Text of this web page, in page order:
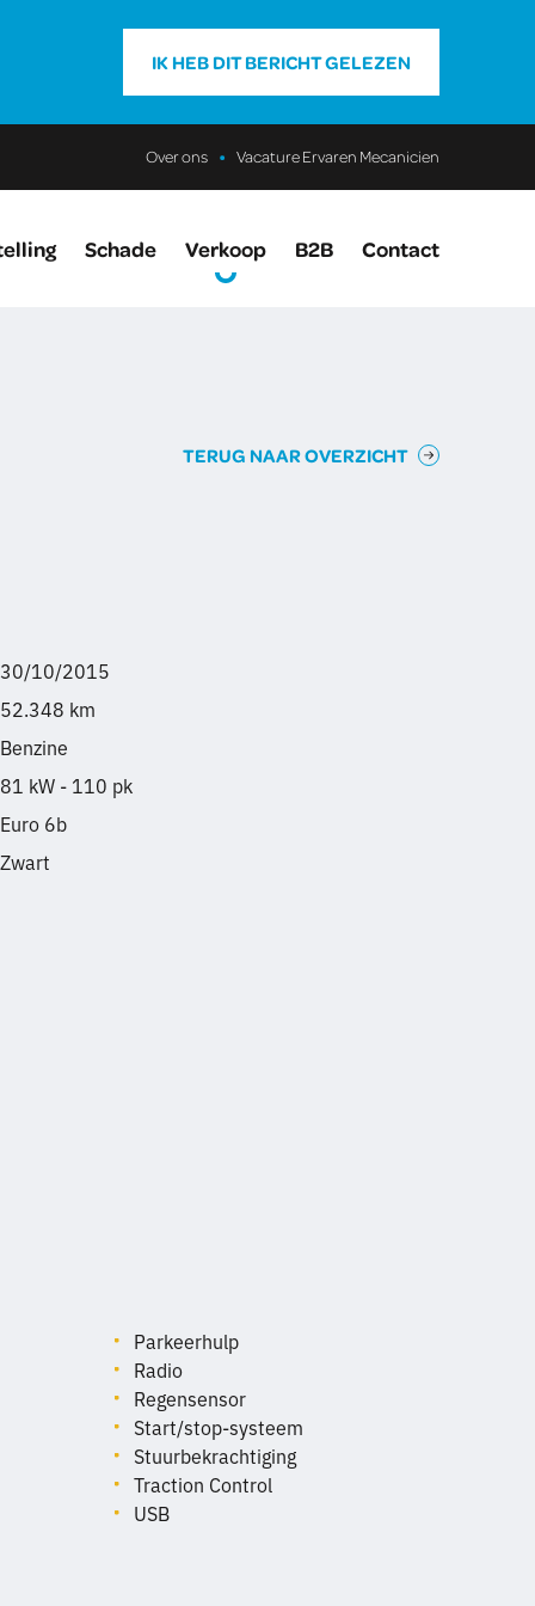
IK HEB DIT BERICHT GELEZEN
Over ons Vacature Ervaren Mecanicien
Schade Verkoop B2B Contact
TERUG NAAR OVERZICHT
30/10/2015
52.348 km
Benzine
81 kW - 110 pk
Euro 6b
Zwart
Parkeerhulp
Radio
Regensensor
Start/stop-systeem
Stuurbekrachtiging
Traction Control
USB